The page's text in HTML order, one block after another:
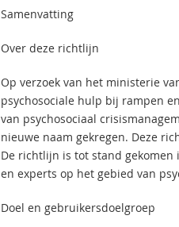
Samenvatting
Over deze richtlijn
Op verzoek van het ministerie
psychosociale hulp bij rampen
van psychosociaal
nieuwe naam gekregen. Deze
De richtlijn is tot stand gekomen
en experts op het gebied van
Doel en gebruikersdoelgroep